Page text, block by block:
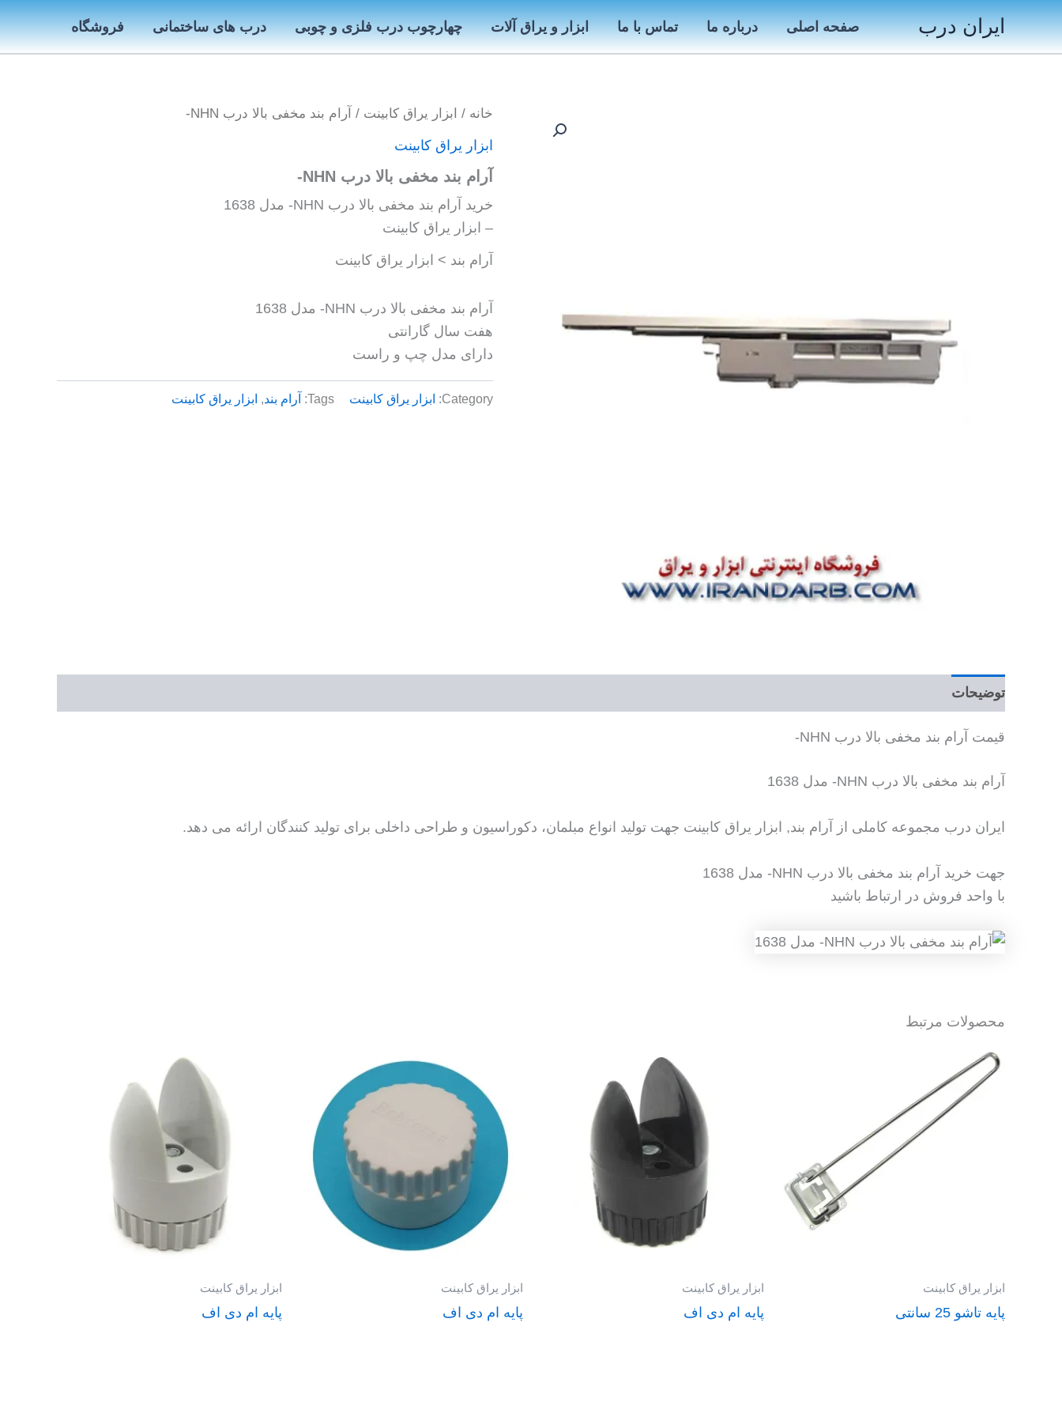
پرش
به
محتوا
ایران درب صفحه اصلی درباره ما تماس با ما ابزار و یراق آلات چهارچوب درب فلزی و چوبی درب های ساختمانی فروشگاه
خانه / ابزار یراق کابینت / آرام بند مخفی بالا درب NHN-
ابزار یراق کابینت
آرام بند مخفی بالا درب NHN-
خرید آرام بند مخفی بالا درب NHN- مدل 1638
– ابزار یراق کابینت
آرام بند > ابزار یراق کابینت
آرام بند مخفی بالا درب NHN- مدل 1638
هفت سال گارانتی
دارای مدل چپ و راست
Category: ابزار یراق کابینت Tags: آرام بند, ابزار یراق کابینت
توضیحات
قیمت آرام بند مخفی بالا درب NHN-
آرام بند مخفی بالا درب NHN- مدل 1638
ایران درب مجموعه کاملی از آرام بند, ابزار یراق کابینت جهت تولید انواع مبلمان، دکوراسیون و طراحی داخلی برای تولید کنندگان ارائه می دهد.
جهت خرید آرام بند مخفی بالا درب NHN- مدل 1638
با واحد فروش در ارتباط باشید
محصولات مرتبط
ابزار یراق کابینت
پایه تاشو 25 سانتی
ابزار یراق کابینت
پایه ام دی اف
ابزار یراق کابینت
پایه ام دی اف
ابزار یراق کابینت
پایه ام دی اف